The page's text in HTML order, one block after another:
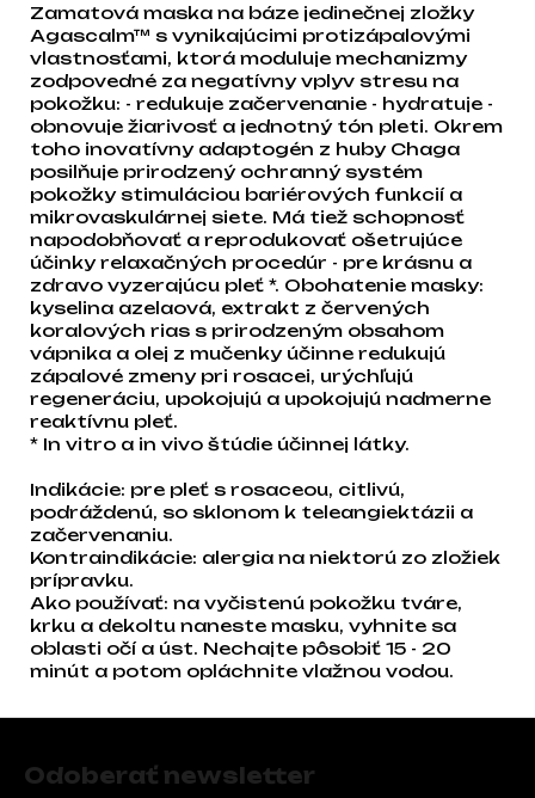
Zamatová maska na báze jedinečnej zložky
Agascalm™ s vynikajúcimi protizápalovými
vlastnosťami, ktorá moduluje mechanizmy
zodpovedné za negatívny vplyv stresu na
pokožku: - redukuje začervenanie - hydratuje -
obnovuje žiarivosť a jednotný tón pleti. Okrem
toho inovatívny adaptogén z huby Chaga
posilňuje prirodzený ochranný systém
pokožky stimuláciou bariérových funkcií a
mikrovaskulárnej siete. Má tiež schopnosť
napodobňovať a reprodukovať ošetrujúce
účinky relaxačných procedúr - pre krásnu a
zdravo vyzerajúcu pleť *. Obohatenie masky:
kyselina azelaová, extrakt z červených
koralových rias s prirodzeným obsahom
vápnika a olej z mučenky účinne redukujú
zápalové zmeny pri rosacei, urýchľujú
regeneráciu, upokojujú a upokojujú nadmerne
reaktívnu pleť.
* In vitro a in vivo štúdie účinnej látky.
Indikácie: pre pleť s rosaceou, citlivú,
podráždenú, so sklonom k teleangiektázii a
začervenaniu.
Kontraindikácie: alergia na niektorú zo zložiek
prípravku.
Ako používať: na vyčistenú pokožku tváre,
krku a dekoltu naneste masku, vyhnite sa
oblasti očí a úst. Nechajte pôsobiť 15 - 20
minút a potom opláchnite vlažnou vodou.
Odoberať newsletter